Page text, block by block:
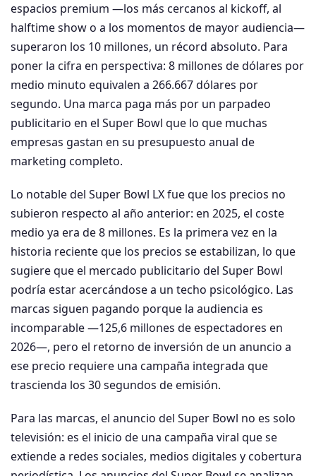
espacios premium —los más cercanos al kickoff, al
halftime show o a los momentos de mayor audiencia—
superaron los 10 millones, un récord absoluto. Para
poner la cifra en perspectiva: 8 millones de dólares por
medio minuto equivalen a 266.667 dólares por
segundo. Una marca paga más por un parpadeo
publicitario en el Super Bowl que lo que muchas
empresas gastan en su presupuesto anual de
marketing completo.
Lo notable del Super Bowl LX fue que los precios no
subieron respecto al año anterior: en 2025, el coste
medio ya era de 8 millones. Es la primera vez en la
historia reciente que los precios se estabilizan, lo que
sugiere que el mercado publicitario del Super Bowl
podría estar acercándose a un techo psicológico. Las
marcas siguen pagando porque la audiencia es
incomparable —125,6 millones de espectadores en
2026—, pero el retorno de inversión de un anuncio a
ese precio requiere una campaña integrada que
trascienda los 30 segundos de emisión.
Para las marcas, el anuncio del Super Bowl no es solo
televisión: es el inicio de una campaña viral que se
extiende a redes sociales, medios digitales y cobertura